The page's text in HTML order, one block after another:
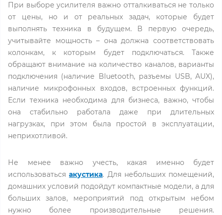
При выборе усилителя важно отталкиваться не только
от цены, но и от реальных задач, которые будет
выполнять техника в будущем. В первую очередь,
учитывайте мощность – она должна соответствовать
колонкам, к которым будет подключаться. Также
обращают внимание на количество каналов, варианты
подключения (наличие Bluetooth, разъемы USB, AUX),
наличие микрофонных входов, встроенных функций.
Если техника необходима для бизнеса, важно, чтобы
она стабильно работала даже при длительных
нагрузках, при этом была простой в эксплуатации,
неприхотливой.
Не менее важно учесть, какая именно будет
использоватьсяакустика. Для небольших помещений,
домашних условий подойдут компактные модели, а для
больших залов, мероприятий под открытым небом
нужно более производительные решения.